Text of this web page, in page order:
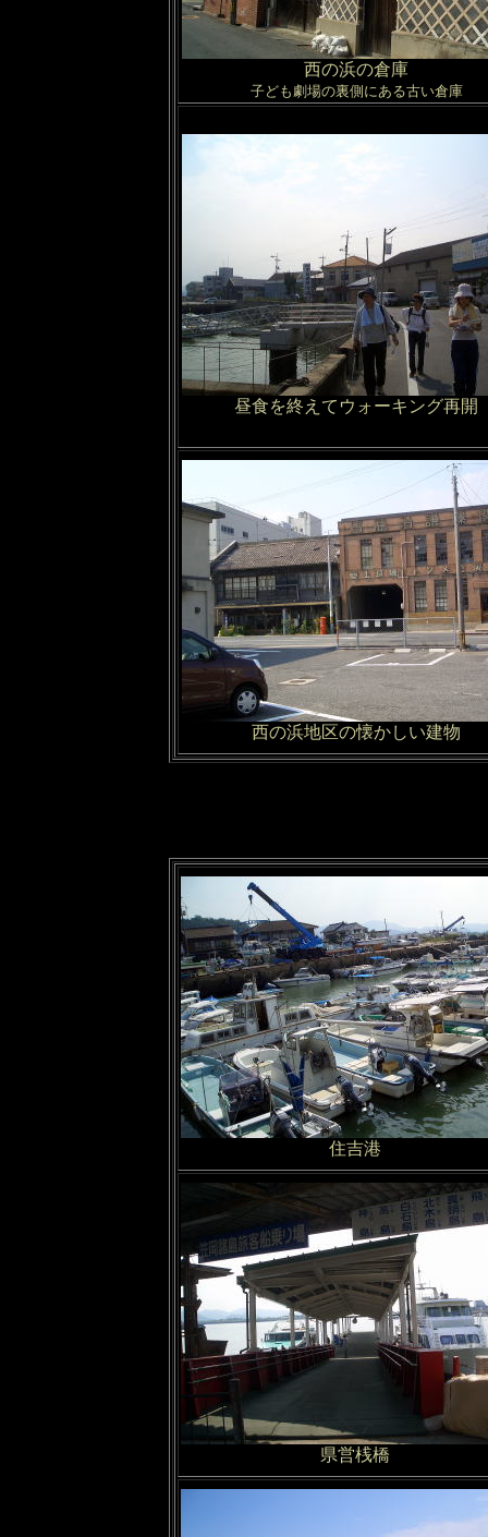
西の浜の倉庫
子ども劇場の裏側にある古い倉庫
昼食を終えてウォーキング再開
西の浜地区の懐かしい建物
住吉港
県営桟橋